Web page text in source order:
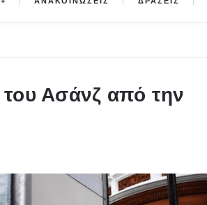
του Ασάνζ από την